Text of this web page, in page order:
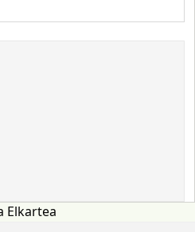
Elkartea